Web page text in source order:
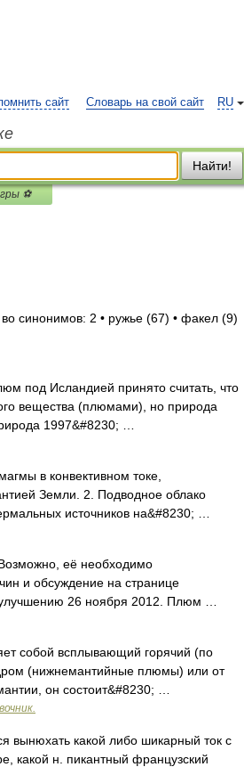
RU
сайт Словарь на свой сайт
Найти!
⚽
синонимов: 2 • ружье (67) • факел (9)
под Исландией принято считать, что
вещества (плюмами), но природа
1997&#8230; …
в конвективном токе,
Земли. 2. Подводное облако
источников на&#8230; …
её необходимо
и обсуждение на странице
26 ноября 2012. Плюм …
собой всплывающий горячий (по
(нижнемантийные плюмы) или от
он состоит&#8230; …
какой либо шикарный ток с
какой н. пикантный французский